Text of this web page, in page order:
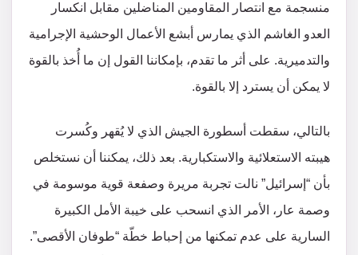
منسجمة مع انتصار المقاومين المناضلين مقابل انكسار
العدو الغاشم الذي يمارس أبشع الأعمال الوحشية الإجرامية
والتدميرية. على أثر ما تقدم، بإمكاننا القول إن ما أُخذ بالقوة
لا يمكن أن يسترد إلا بالقوة.
بالتالي، سقطت أسطورة الجيش الذي لا يُقهر وكُسرت
هيبته الاستعلائية والاستكبارية. بعد ذلك، يمكننا أن نستخلص
بأن “إسرائيل” نالت تجربة مريرة وصفعة قوية موسومة في
وصمة عار، الأمر الذي انسحب على خيبة الأمل الكبيرة
السارية على عدم تمكنها من إحباط خطّة “طوفان الأقصى”.